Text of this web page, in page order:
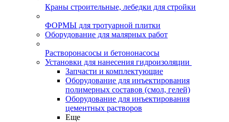
Краны строительные, лебедки для стройки
ФОРМЫ для тротуарной плитки
Оборудование для малярных работ
Растворонасосы и бетононасосы
Установки для нанесения гидроизоляции
Запчасти и комплектующие
Оборудование для инъектирования
полимерных составов (смол, гелей)
Оборудование для инъектирования
цементных растворов
Еще